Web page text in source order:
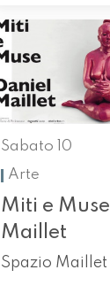
Sabato 10
Arte
Miti e
Maillet
Spazio Maillet